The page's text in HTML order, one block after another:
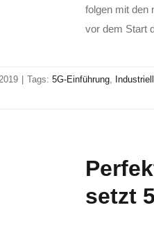
folgen mit den
vor dem Start
Tags: 5G-Einführung,
setzt